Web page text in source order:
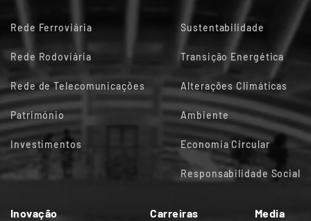
Rede Ferroviária
Rede Rodoviária
Rede de Telecomunicações
Património
Investimentos
Sustentabilidade
Transição Energética
Alterações Climáticas
Ambiente
Economia Circular
Responsabilidade Social
Inovação Carreiras Media